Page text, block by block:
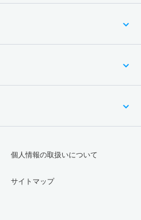
個人情報の取扱いについて
サイトマップ